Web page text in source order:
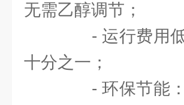
无需乙醇调节；
- 运行费用低
十分之一；
- 环保节能：